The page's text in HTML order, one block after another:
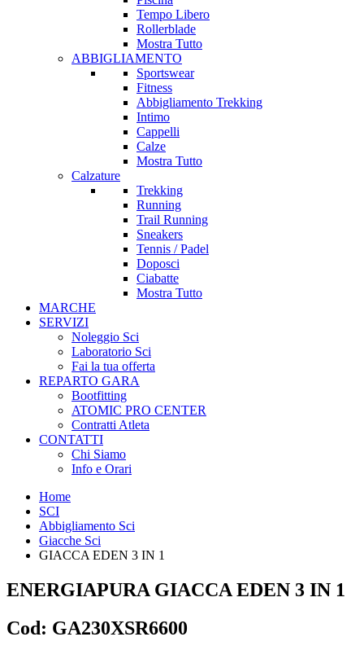
Tempo Libero
Rollerblade
Mostra Tutto
ABBIGLIAMENTO
Sportswear
Fitness
Abbigliamento Trekking
Intimo
Cappelli
Calze
Mostra Tutto
Calzature
Trekking
Running
Trail Running
Sneakers
Tennis / Padel
Doposci
Ciabatte
Mostra Tutto
MARCHE
SERVIZI
Noleggio Sci
Laboratorio Sci
Fai la tua offerta
REPARTO GARA
Bootfitting
ATOMIC PRO CENTER
Contratti Atleta
CONTATTI
Chi Siamo
Info e Orari
Home
SCI
Abbigliamento Sci
Giacche Sci
GIACCA EDEN 3 IN 1
ENERGIAPURA GIACCA EDEN 3 IN 1
Cod: GA230XSR6600